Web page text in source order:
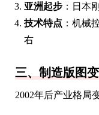
亚洲起步 ：日本
技术特点 ：机械
右
三、制造版图
2002年后产业格局